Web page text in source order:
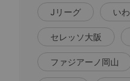
Jリーグ い
セレッソ大阪
ファジアーノ岡山